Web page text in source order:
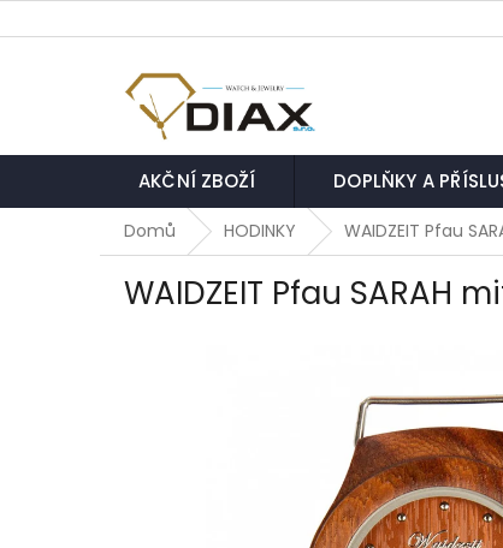
na
AKČNÍ ZBOŽÍ DOPLŇKY A
Domů HODINKY WAIDZEIT Pfau
WAIDZEIT Pfau SARAH